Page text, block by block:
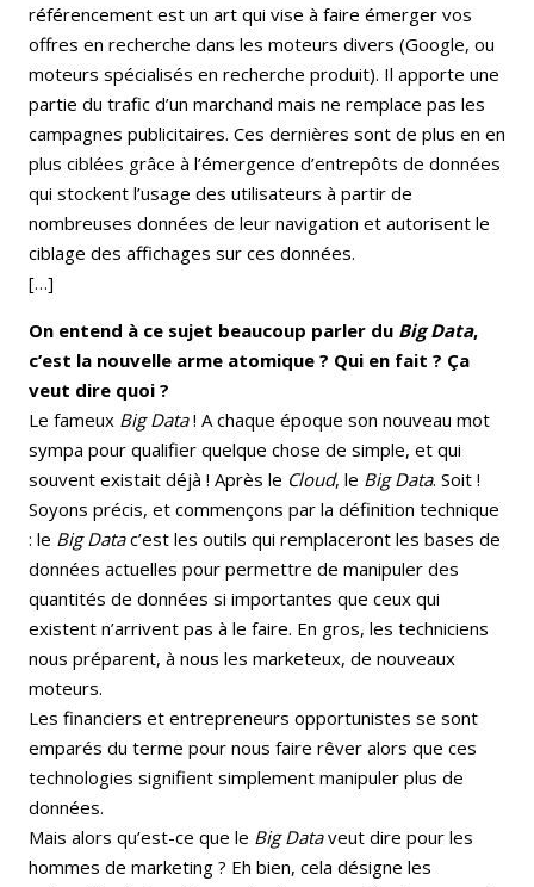
référencement est un art qui vise à faire émerger vos
offres en recherche dans les moteurs divers (Google, ou
moteurs spécialisés en recherche produit). Il apporte une
partie du trafic d’un marchand mais ne remplace pas les
campagnes publicitaires. Ces dernières sont de plus en en
plus ciblées grâce à l’émergence d’entrepôts de données
qui stockent l’usage des utilisateurs à partir de
nombreuses données de leur navigation et autorisent le
ciblage des affichages sur ces données.
[…]
On entend à ce sujet beaucoup parler du Big Data,
c’est la nouvelle arme atomique ? Qui en fait ? Ça
veut dire quoi ?
Le fameux Big Data! A chaque époque son nouveau mot
sympa pour qualifier quelque chose de simple, et qui
souvent existait déjà ! Après le Cloud, le Big Data. Soit !
Soyons précis, et commençons par la définition technique
: le Big Datac’est les outils qui remplaceront les bases de
données actuelles pour permettre de manipuler des
quantités de données si importantes que ceux qui
existent n’arrivent pas à le faire. En gros, les techniciens
nous préparent, à nous les marketeux, de nouveaux
moteurs.
Les financiers et entrepreneurs opportunistes se sont
emparés du terme pour nous faire rêver alors que ces
technologies signifient simplement manipuler plus de
données.
Mais alors qu’est-ce que le Big Dataveut dire pour les
hommes de marketing ? Eh bien, cela désigne les